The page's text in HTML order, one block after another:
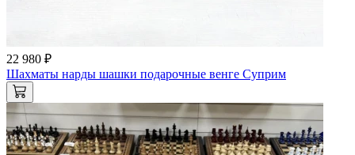
22 980 ₽
Шахматы нарды шашки подарочные венге Суприм